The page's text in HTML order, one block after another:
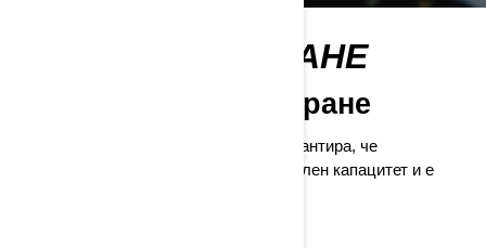
БЪРЗО ЗАРЕЖДАНЕ
Винаги готови за каране
Възможността за бързо зареждане гарантира, че
комуникационната система Vibe е с пълен капацитет и е